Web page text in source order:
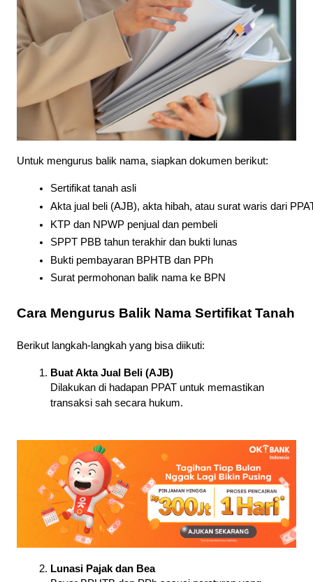
Untuk mengurus balik nama, siapkan dokumen berikut:
Sertifikat tanah asli
Akta jual beli (AJB), akta hibah, atau surat waris dari
KTP dan NPWP penjual dan pembeli
SPPT PBB tahun terakhir dan bukti lunas
Bukti pembayaran BPHTB dan PPh
Surat permohonan balik nama ke BPN
Cara Mengurus Balik Nama Sertifikat Tanah
Berikut langkah-langkah yang bisa diikuti:
Buat Akta Jual Beli (AJB)
Dilakukan di hadapan PPAT untuk memastikan
transaksi sah secara hukum.
Lunasi Pajak dan Bea